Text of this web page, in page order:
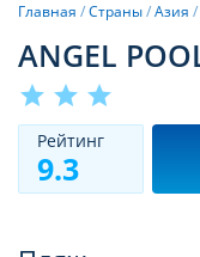
Главная /Страны/Азия /
ANGEL
star star star
Рeйтинг
9.3